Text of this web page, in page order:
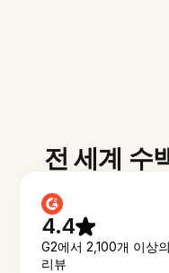
전 세계 수
4.4
G2에서 2,100개 이상의
리뷰